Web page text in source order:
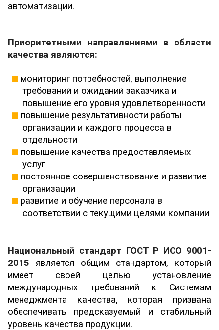
автоматизации.
Приоритетными направлениями в области
качества являются:
мониторинг потребностей, выполнение
требований и ожиданий заказчика и
повышение его уровня удовлетворенности
повышение результативности работы
организации и каждого процесса в
отдельности
повышение качества предоставляемых
услуг
постоянное совершенствование и развитие
организации
развитие и обучение персонала в
соответствии с текущими целями компании
Национальный стандарт ГОСТ Р ИСО 9001-
2015 является общим стандартом, который
имеет своей целью установление
международных требований к Системам
менеджмента качества, которая призвана
обеспечивать предсказуемый и стабильный
уровень качества продукции.